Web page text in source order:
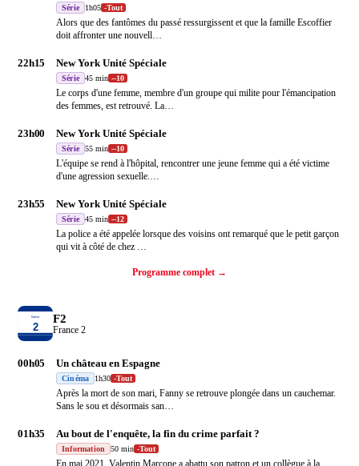
Série 1h05 -Tout
Alors que des fantômes du passé ressurgissent et que la famille Escoffier
doit affronter une nouvell…
22h15 New York Unité Spéciale
Série 45 min --10
Le corps d'une femme, membre d'un groupe qui milite pour l'émancipation
des femmes, est retrouvé. La…
23h00 New York Unité Spéciale
Série 55 min --10
L'équipe se rend à l'hôpital, rencontrer une jeune femme qui a été victime
d'une agression sexuelle.…
23h55 New York Unité Spéciale
Série 45 min --12
La police a été appelée lorsque des voisins ont remarqué que le petit garçon
qui vit à côté de chez …
Programme complet →
F2
France 2
00h05 Un château en Espagne
Cinéma 1h30 -Tout
Après la mort de son mari, Fanny se retrouve plongée dans un cauchemar.
Sans le sou et désormais san…
01h35 Au bout de l'enquête, la fin du crime parfait ?
Information 50 min -Tout
En mai 2021, Valentin Marcone a abattu son patron et un collègue à la